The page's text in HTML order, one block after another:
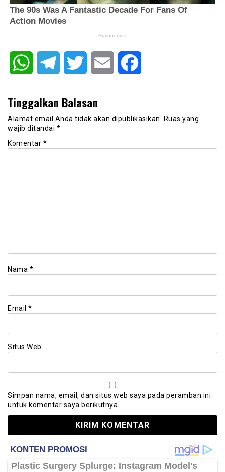
WhatsAppTelegram Twitter Email
Tinggalkan Balasan
Alamat email Anda tidak akan dipublikasikan.
Ruas yang
wajib ditandai *
Komentar *
Nama *
Email *
Situs Web
Simpan nama, email, dan situs web saya pada peramban ini
untuk komentar saya berikutnya.